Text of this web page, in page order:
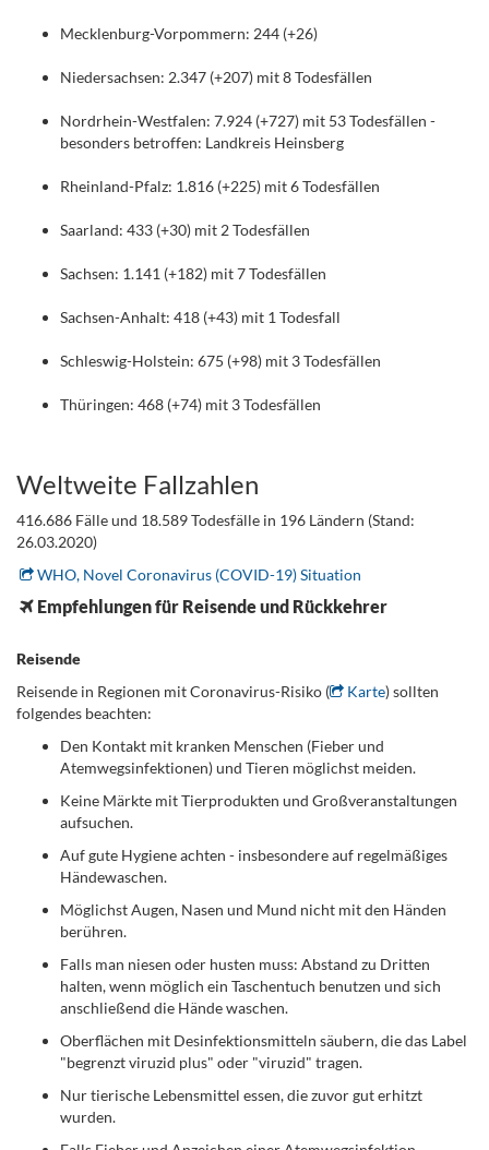
Mecklenburg-Vorpommern: 244 (+26)
Niedersachsen: 2.347 (+207) mit 8 Todesfällen
Nordrhein-Westfalen: 7.924 (+727) mit 53 Todesfällen -
besonders betroffen: Landkreis Heinsberg
Rheinland-Pfalz: 1.816 (+225) mit 6 Todesfällen
Saarland: 433 (+30) mit 2 Todesfällen
Sachsen: 1.141 (+182) mit 7 Todesfällen
Sachsen-Anhalt: 418 (+43) mit 1 Todesfall
Schleswig-Holstein: 675 (+98) mit 3 Todesfällen
Thüringen: 468 (+74) mit 3 Todesfällen
Weltweite Fallzahlen
416.686 Fälle und 18.589 Todesfälle in 196 Ländern (Stand:
26.03.2020)
WHO, Novel Coronavirus (COVID-19) Situation
Empfehlungen für Reisende und Rückkehrer
Reisende
Reisende in Regionen mit Coronavirus-Risiko (
Karte) sollten
folgendes beachten:
Den Kontakt mit kranken Menschen (Fieber und
Atemwegsinfektionen) und Tieren möglichst meiden.
Keine Märkte mit Tierprodukten und Großveranstaltungen
aufsuchen.
Auf gute Hygiene achten - insbesondere auf regelmäßiges
Händewaschen.
Möglichst Augen, Nasen und Mund nicht mit den Händen
berühren.
Falls man niesen oder husten muss: Abstand zu Dritten
halten, wenn möglich ein Taschentuch benutzen und sich
anschließend die Hände waschen.
Oberflächen mit Desinfektionsmitteln säubern, die das Label
"begrenzt viruzid plus" oder "viruzid" tragen.
Nur tierische Lebensmittel essen, die zuvor gut erhitzt
wurden.